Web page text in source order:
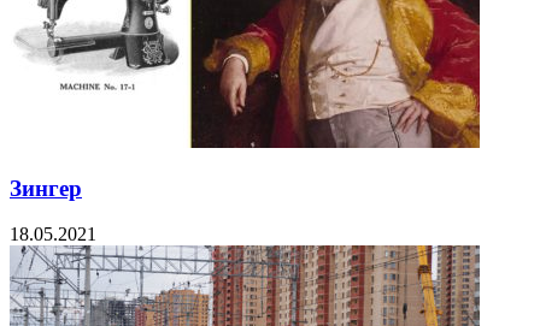
Зингер
18.05.2021